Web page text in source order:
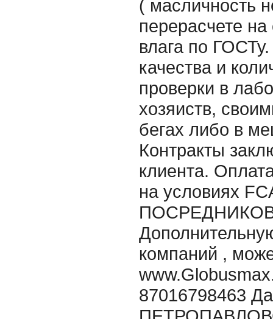
( масличность
перерасчете
влага по
качества и
проверки в
хозяиств,
бегах либо в
Контракты
клиента.
на условиях
ПОСРЕДНИКОВ
компаний ,
87016798463